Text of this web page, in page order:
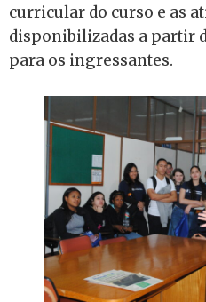
curricular do curso e as
disponibilizadas a partir
para os ingressantes.